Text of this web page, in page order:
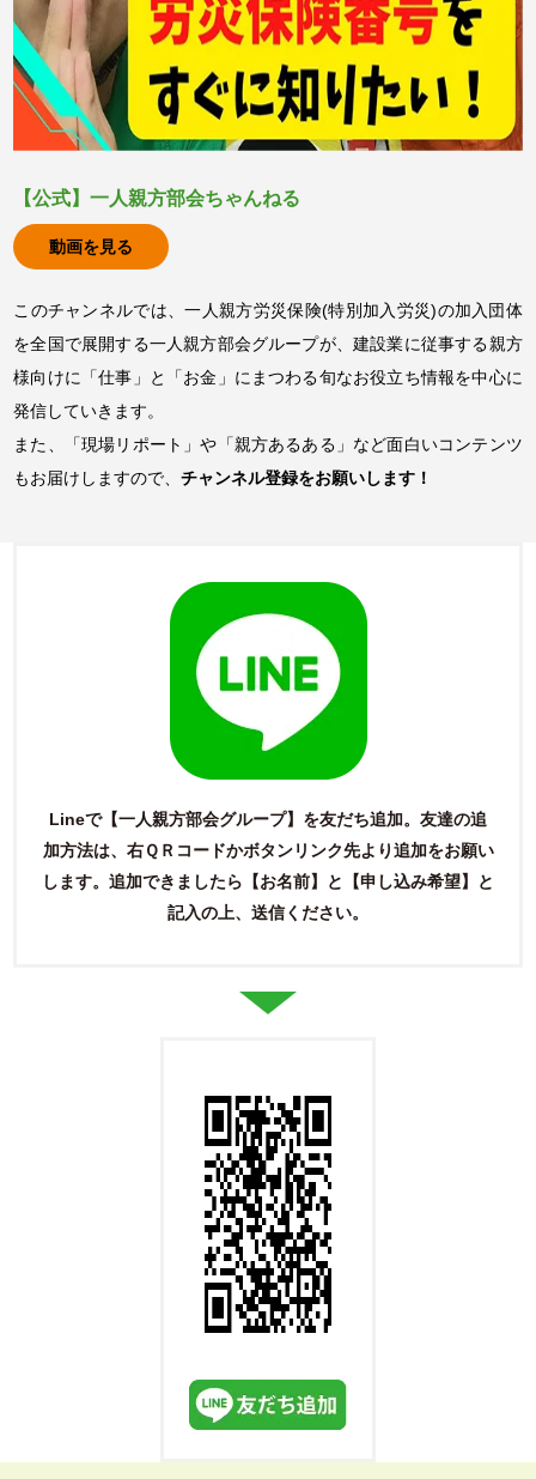
【公式】一人親方部会ちゃんねる
動画を見る
このチャンネルでは、一人親方労災保険(特別加入労災)の加入団体
を全国で展開する一人親方部会グループが、建設業に従事する親方
様向けに「仕事」と「お金」にまつわる旬なお役立ち情報を中心に
発信していきます。
また、「現場リポート」や「親方あるある」など面白いコンテンツ
もお届けしますので、チャンネル登録をお願いします！
Lineで【一人親方部会グループ】を友だち追加。友達の追
加方法は、右ＱＲコードかボタンリンク先より追加をお願い
します。 追加できましたら【お名前】と【申し込み希望】と
記入の上、送信ください。